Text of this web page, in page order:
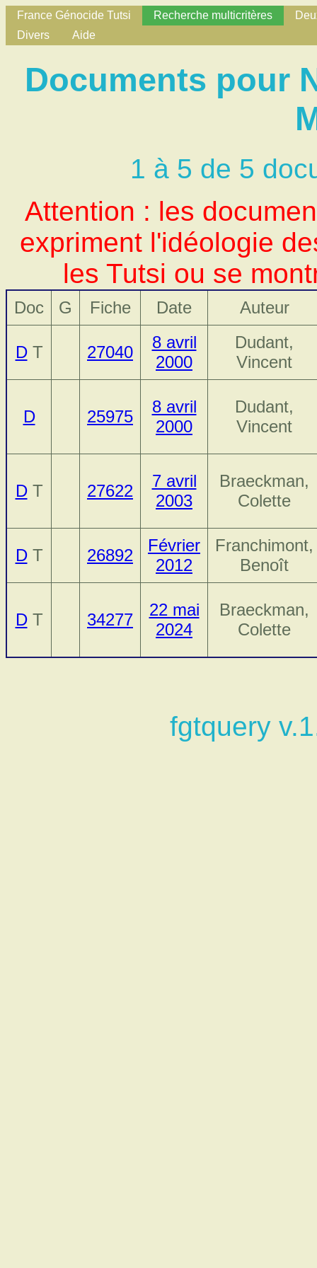
France Génocide Tutsi Recherche multicritères
Divers
Aide
Documents pour
1 à 5 de 5
Attention : les
expriment l'idéologie
les Tutsi ou se
Doc G Fiche Date Auteur
DT 27040
8 avril
2000
Dudant,
Vincent
D 25975
8 avril
2000
Dudant,
Vincent
DT 27622
7 avril
2003
Braeckman,
Colette
DT 26892
Février
2012
Franchimont,
Benoît
DT 34277
22 mai
2024
Braeckman,
Colette
fgtquery